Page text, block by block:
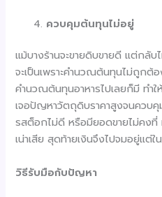
ควบคุมต้นทุนไม่อยู่
แม้บางร้านจะขายดิบขายดี แต่กลั
จะเป็นเพราะคำนวณต้นทุนไม่ถูกต้
คำนวณต้นทุนอาหารไปเลยก็มี ทำ
เจอปัญหาวัตถุดิบราคาสูงจนควบคุ
รสต็อกไม่ดี หรือมียอดขายไม่คงที่
เน่าเสีย สุดท้ายเงินจึงไปจมอยู่แต่ใ
วิธีรับมือกับปัญหา